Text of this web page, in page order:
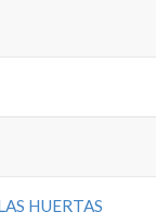
HUERTAS